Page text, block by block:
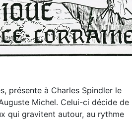
présente à Charles Spindler le
Michel. Celui-ci décide de
qui gravitent autour, au rythme